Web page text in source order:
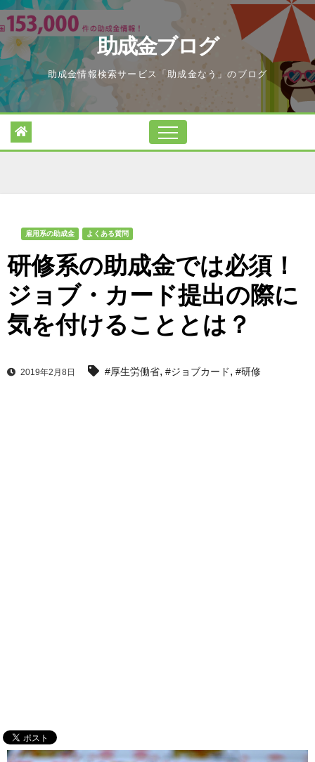
Skip
to
content
助成金ブログ
助成金情報検索サービス「助成金なう」のブログ
雇用系の助成金 よくある質問
研修系の助成金では必須！
ジョブ・カード提出の際に
気を付けることとは？
2019年2月8日 #厚生労働省, #ジョブカード, #研修